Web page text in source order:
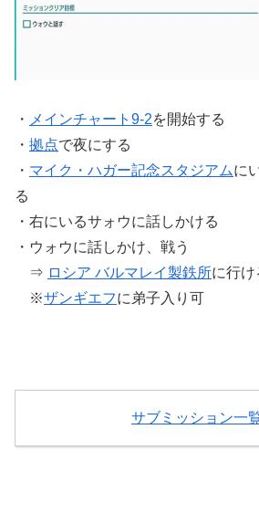
・ メインチャート9-2を開始する
・ 拠点で夜にする
・ マイク・ハガー記念スタジアムに
る
・右にいるサォウに話しかける
・ウォウに話しかけ、戦う
⇒ ロシア バルマレイ製鉄所に行け
※ザンギエフに弟子入り可
サブミッション一